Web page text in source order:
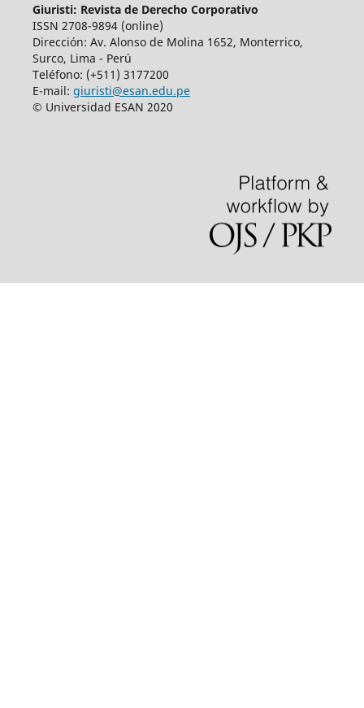
Giuristi: Revista de Derecho Corporativo
ISSN 2708-9894 (online)
Dirección: Av. Alonso de Molina 1652, Monterrico,
Surco, Lima - Perú
Teléfono: (+511) 3177200
E-mail: giuristi@esan.edu.pe
© Universidad ESAN 2020